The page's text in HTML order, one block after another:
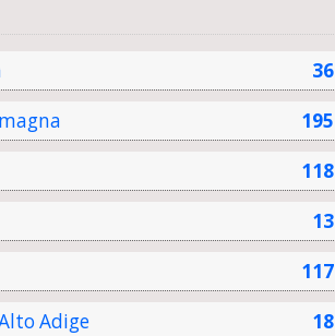
36
195
118
13
117
Adige 18